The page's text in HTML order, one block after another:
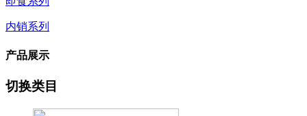
内销系列
产品展示
切换类目